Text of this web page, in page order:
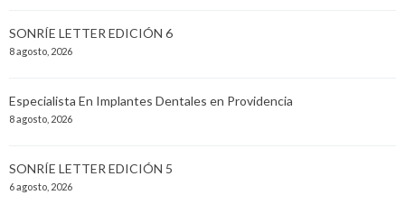
SONRÍE LETTER EDICIÓN 6
8 agosto, 2026
Especialista En Implantes Dentales en Providencia
8 agosto, 2026
SONRÍE LETTER EDICIÓN 5
6 agosto, 2026